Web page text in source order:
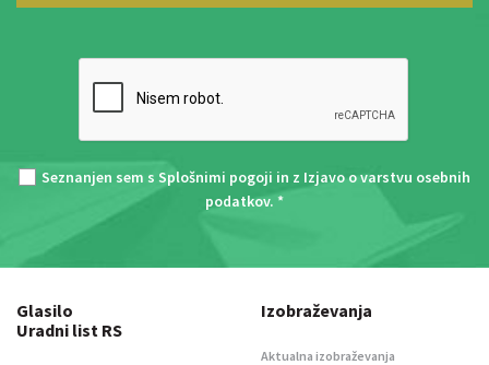
Seznanjen sem s Splošnimi pogoji in z Izjavo o varstvu osebnih
podatkov. *
Glasilo
Uradni list RS
Izobraževanja
Aktualna izobraževanja